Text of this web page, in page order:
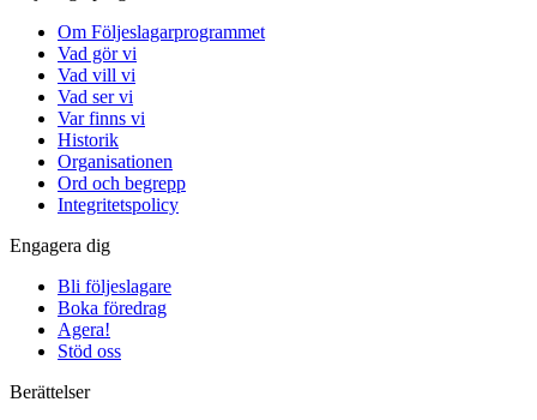
Om Följeslagarprogrammet
Vad gör vi
Vad vill vi
Vad ser vi
Var finns vi
Historik
Organisationen
Ord och begrepp
Integritetspolicy
Engagera dig
Bli följeslagare
Boka föredrag
Agera!
Stöd oss
Berättelser